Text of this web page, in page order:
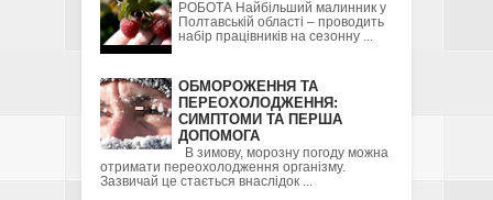
РОБОТА Найбільший малинник у
Полтавській області – проводить
набір працівників на сезонну ...
ОБМОРОЖЕННЯ ТА
ПЕРЕОХОЛОДЖЕННЯ:
СИМПТОМИ ТА ПЕРША
ДОПОМОГА
В зимову, морозну погоду можна
отримати переохолодження організму.
Зазвичай це стається внаслідок ...